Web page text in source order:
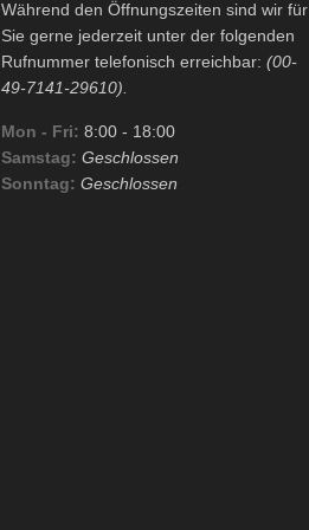
Während den Öffnungszeiten sind wir für
Sie gerne jederzeit unter der folgenden
Rufnummer telefonisch erreichbar: (00-
49-7141-29610).
Mon - Fri: 8:00 - 18:00
Samstag: Geschlossen
Sonntag: Geschlossen